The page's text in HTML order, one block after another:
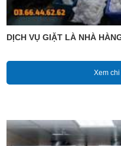
DỊCH VỤ GIẶT LÀ NHÀ
Xem